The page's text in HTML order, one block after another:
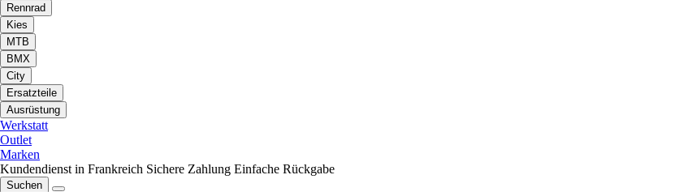
Rennrad
Kies
MTB
BMX
City
Ersatzteile
Ausrüstung
Werkstatt
Outlet
Marken
Kundendienst in Frankreich Sichere Zahlung Einfache Rückgabe
Suchen